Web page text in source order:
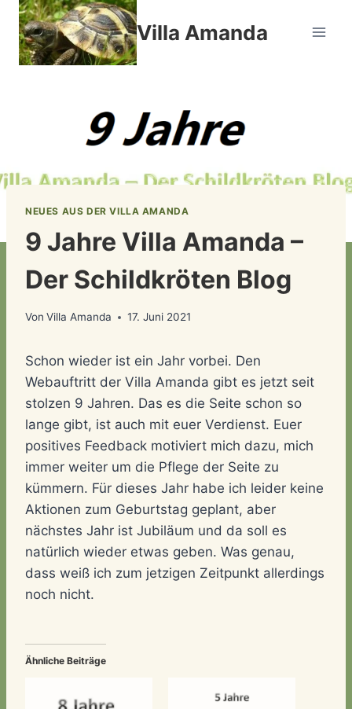
Zum
Inhalt
springen
Villa Amanda
NEUES AUS DER VILLA AMANDA
9 Jahre Villa Amanda –
Der Schildkröten Blog
Von Villa Amanda 17. Juni 2021
Schon wieder ist ein Jahr vorbei. Den
Webauftritt der Villa Amanda gibt es jetzt seit
stolzen 9 Jahren. Das es die Seite schon so
lange gibt, ist auch mit euer Verdienst. Euer
positives Feedback motiviert mich dazu, mich
immer weiter um die Pflege der Seite zu
kümmern. Für dieses Jahr habe ich leider keine
Aktionen zum Geburtstag geplant, aber
nächstes Jahr ist Jubiläum und da soll es
natürlich wieder etwas geben. Was genau,
dass weiß ich zum jetzigen Zeitpunkt allerdings
noch nicht.
Ähnliche Beiträge